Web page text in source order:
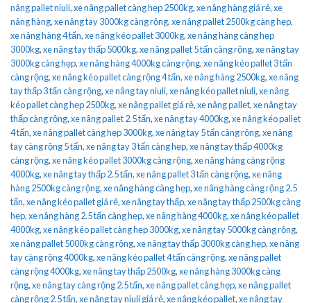
nâng pallet niuli,xe nâng pallet càng hẹp 2500kg,xe nâng hàng giá rẻ,xe
nâng hàng,xe nâng tay 3000kg càng rộng,xe nâng pallet 2500kg càng hẹp,
xe nâng hàng 4 tấn,xe nâng kéo pallet 3000kg,xe nâng hàng càng hẹp
3000kg,xe nâng tay thấp 5000kg,xe nâng pallet 5 tấn càng rộng,xe nâng tay
3000kg càng hẹp,xe nâng hàng 4000kg càng rộng,xe nâng kéo pallet 3 tấn
càng rộng,xe nâng kéo pallet càng rộng 4 tấn,xe nâng hàng 2500kg,xe nâng
tay thấp 3 tấn càng rộng,xe nâng tay niuli,xe nâng kéo pallet niuli,xe nâng
kéo pallet càng hẹp 2500kg,xe nâng pallet giá rẻ,xe nâng pallet,xe nâng tay
thấp càng rộng,xe nâng pallet 2.5 tấn,xe nâng tay 4000kg,xe nâng kéo pallet
4 tấn,xe nâng pallet càng hẹp 3000kg,xe nâng tay 5 tấn càng rộng,xe nâng
tay càng rộng 5 tấn,xe nâng tay 3 tấn càng hẹp,xe nâng tay thấp 4000kg
càng rộng,xe nâng kéo pallet 3000kg càng rộng,xe nâng hàng càng rộng
4000kg,xe nâng tay thấp 2.5 tấn,xe nâng pallet 3 tấn càng rộng,xe nâng
hàng 2500kg càng rộng,xe nâng hàng càng hẹp,xe nâng hàng càng rộng 2.5
tấn,xe nâng kéo pallet giá rẻ,xe nâng tay thấp,xe nâng tay thấp 2500kg càng
hẹp,xe nâng hàng 2.5 tấn càng hẹp,xe nâng hàng 4000kg,xe nâng kéo pallet
4000kg,xe nâng kéo pallet càng hẹp 3000kg,xe nâng tay 5000kg càng rộng,
xe nâng pallet 5000kg càng rộng,xe nâng tay thấp 3000kg càng hẹp,xe nâng
tay càng rộng 4000kg,xe nâng kéo pallet 4 tấn càng rộng,xe nâng pallet
càng rộng 4000kg,xe nâng tay thấp 2500kg,xe nâng hàng 3000kg càng
rộng,xe nâng tay càng rộng 2.5 tấn,xe nâng pallet càng hẹp,xe nâng pallet
càng rộng 2.5 tấn,xe nâng tay niuli giá rẻ,xe nâng kéo pallet,xe nâng tay